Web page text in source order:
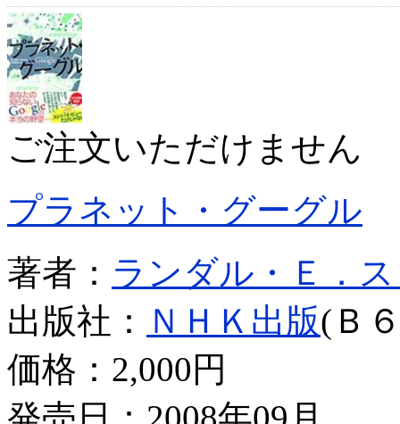
ご注文いただけません
プラネット・グーグル
著者： ランダル・Ｅ．
出版社：
ＮＨＫ出版(Ｂ
価格： 2,000円